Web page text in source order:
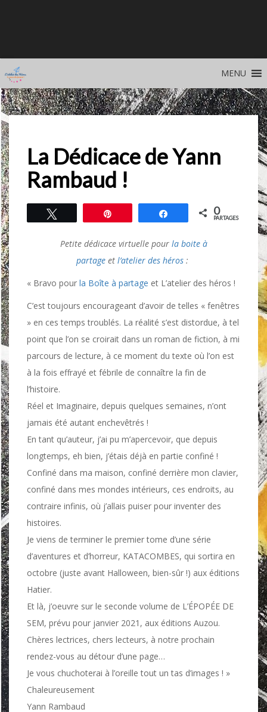
MENU
La Dédicace de Yann
Rambaud !
Partagez 0
PARTAGES
Petite dédicace virtuelle pour la boite à
partage et l’atelier des héros :
« Bravo pour la Boîte à partage et L’atelier des héros !
C’est toujours encourageant d’avoir de telles « fenêtres
» en ces temps troublés. La réalité s’est distordue, à tel
point que l’on se croirait dans un roman de fiction, à mi
parcours de lecture, à ce moment du texte où l’on est
à la fois effrayé et fébrile de connaître la fin de
l’histoire.
Réel et Imaginaire, depuis quelques semaines, n’ont
jamais été autant enchevêtrés !
En tant qu’auteur, j’ai pu m’apercevoir, que depuis
longtemps, eh bien, j’étais déjà en partie confiné !
Confiné dans ma maison, confiné derrière mon clavier,
confiné dans mes mondes intérieurs, ces endroits, au
contraire infinis, où j’allais puiser pour inventer des
histoires.
Je viens de terminer le premier tome d’une série
d’aventures et d’horreur, KATACOMBES, qui sortira en
octobre (juste avant Halloween, bien-sûr !) aux éditions
Hatier.
Et là, j’oeuvre sur le seconde volume de L’ÉPOPÉE DE
SEM, prévu pour janvier 2021, aux éditions Auzou.
Chères lectrices, chers lecteurs, à notre prochain
rendez-vous au détour d’une page…
Je vous chuchoterai à l’oreille tout un tas d’images ! »
Chaleureusement
Yann Rambaud